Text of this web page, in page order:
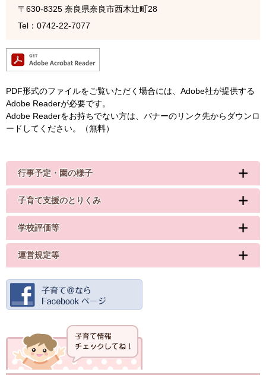
〒630-8325 奈良県奈良市西木辻町28
Tel：0742-22-7077
PDF形式のファイルをご覧いただく場合には、Adobe社が提供する
Adobe Readerが必要です。
Adobe Readerをお持ちでない方は、バナーのリンク先からダウンロ
ードしてください。（無料）
行事予定・園の様子
子育て支援のとりくみ
学校評価等
運営規定等